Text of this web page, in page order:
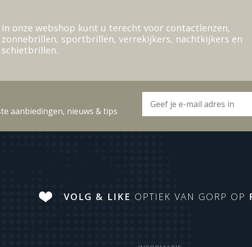
In onze webshop kunt u terecht voor contactlenzen,
zonnebrillen, sportbrillen, verrekijkers, nachtkijkers en
schietbrillen.
aanbiedingen, nieuws & tips
VOLG & LIKE OPTIEK VAN GORP OP